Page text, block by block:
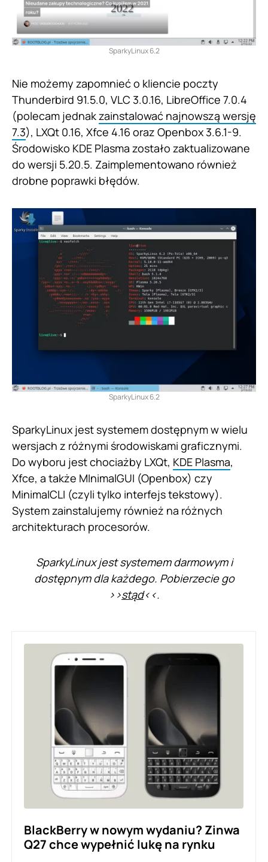
SparkyLinux 6.2
Nie możemy zapomnieć o kliencie poczty
Thunderbird 91.5.0, VLC 3.0.16, LibreOffice 7.0.4
(polecam jednakzainstalować najnowszą wersję
7.3), LXQt 0.16, Xfce 4.16 oraz Openbox 3.6.1-9.
Środowisko KDE Plasma zostało zaktualizowane
do wersji 5.20.5. Zaimplementowano również
drobne poprawki błędów.
SparkyLinux 6.2
SparkyLinux jest systemem dostępnym w wielu
wersjach z różnymi środowiskami graficznymi.
Do wyboru jest chociażby LXQt, KDE Plasma,
Xfce, a także MInimalGUI (Openbox) czy
MinimalCLI (czyli tylko interfejs tekstowy).
System zainstalujemy również na różnych
architekturach procesorów.
SparkyLinux jest systemem darmowym i
dostępnym dla każdego. Pobierzecie go
>>stąd<<.
BlackBerry w nowym wydaniu? Zinwa
Q27 chce wypełnić lukę na rynku